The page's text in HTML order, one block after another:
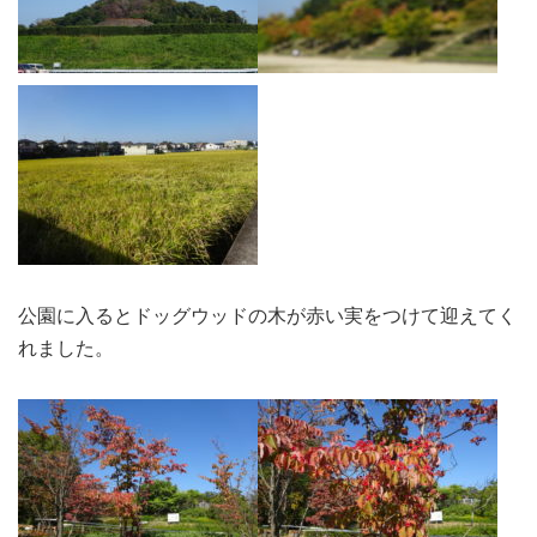
公園に入るとドッグウッドの木が赤い実をつけて迎えてく
れました。